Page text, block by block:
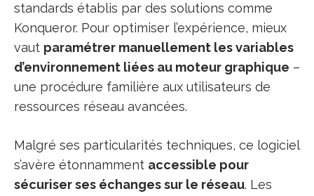
standards établis par des solutions comme
Konqueror. Pour optimiser l’expérience, mieux
vaut paramétrer manuellement les variables
d’environnement liées au moteur graphique –
une procédure familière aux utilisateurs de
ressources réseau avancées.
Malgré ses particularités techniques, ce logiciel
s’avère étonnamment accessible pour
sécuriser ses échanges sur le réseau. Les